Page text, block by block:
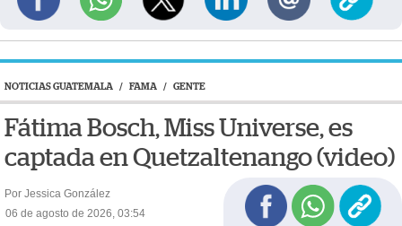
NOTICIAS GUATEMALA / FAMA / GENTE
Fátima Bosch, Miss Universe, es
captada en Quetzaltenango (video)
Por Jessica González
06 de agosto de 2026, 03:54